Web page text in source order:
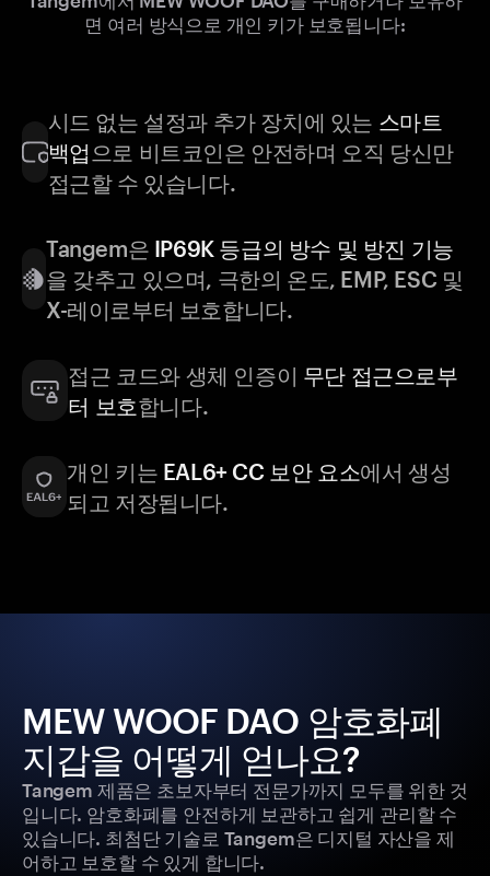
면 여러 방식으로 개인 키가 보호됩니다:
시드 없는 설정과 추가 장치에 있는 스마트
백업 으로 비트코인은 안전하며 오직 당신만
접근할 수 있습니다.
Tangem은 IP69K 등급의 방수 및 방진 기능
을 갖추고 있으며, 극한의 온도, EMP, ESC 및
X-레이로부터 보호합니다.
접근 코드와 생체 인증이 무단 접근으로부
터 보호합니다.
개인 키는 EAL6+ CC 보안 요소에서 생성
되고 저장됩니다.
MEW WOOF DAO 암호화폐
지갑을 어떻게 얻나요?
Tangem 제품은 초보자부터 전문가까지 모두를 위한 것
입니다. 암호화폐를 안전하게 보관하고 쉽게 관리할 수
있습니다. 최첨단 기술로 Tangem은 디지털 자산을 제
어하고 보호할 수 있게 합니다.